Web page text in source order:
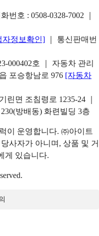
번호 : 0508-0328-7002
자정보확인]
｜ 통신판매번
000402호 ｜ 자동차 관리
포승항남로 976 [자동차
면 조침령로 1235-24 ｜
방배동) 화련빌딩 3층
이 운영합니다. ㈜아이트
사자가 아니며, 상품 및 거
게 있습니다.